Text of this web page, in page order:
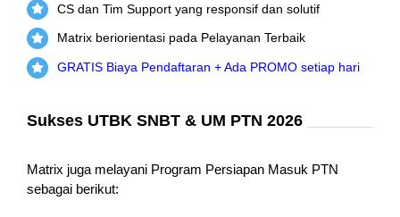
CS dan Tim Support yang responsif dan solutif
Matrix beriorientasi pada Pelayanan Terbaik
GRATIS Biaya Pendaftaran + Ada PROMO setiap hari
Sukses UTBK SNBT & UM PTN 2026
Matrix juga melayani Program Persiapan Masuk PTN
sebagai berikut: